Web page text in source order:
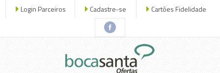
Login Parceiros Cadastre-se Cartões Fidelidade